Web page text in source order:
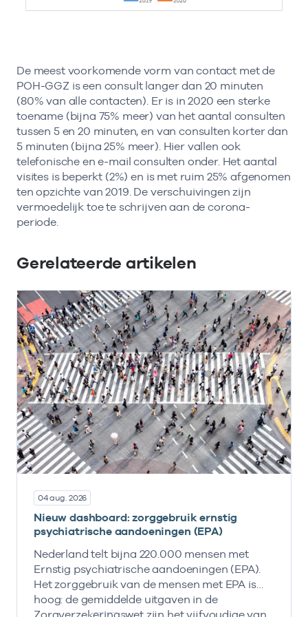
De meest voorkomende vorm van contact met de
POH-GGZ is een consult langer dan 20 minuten
(80% van alle contacten). Er is in 2020 een sterke
toename (bijna 75% meer) van het aantal consulten
tussen 5 en 20 minuten, en van consulten korter dan
5 minuten (bijna 25% meer). Hier vallen ook
telefonische en e-mail consulten onder. Het aantal
visites is beperkt (2%) en is met ruim 25% afgenomen
ten opzichte van 2019. De verschuivingen zijn
vermoedelijk toe te schrijven aan de corona-
periode.
Gerelateerde artikelen
04 aug. 2026
Nieuw dashboard: zorggebruik ernstig
psychiatrische aandoeningen (EPA)
Nederland telt bijna 220.000 mensen met
Ernstig psychiatrische aandoeningen (EPA).
Het zorggebruik van de mensen met EPA is
hoog: de gemiddelde uitgaven in de
Zorgverzekeringswet zijn het vijfvoudige van